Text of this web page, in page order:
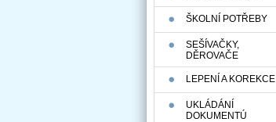
ŠKOLNÍ POTŘEBY
SEŠÍVAČKY,
DĚROVAČE
LEPENÍ A KOREKCE
UKLÁDÁNÍ
DOKUMENTÚ